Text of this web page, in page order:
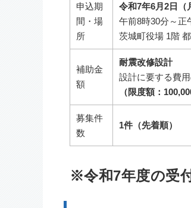
申込期
間・場
所
令和7年6月2日（
午前8時30分～正
茨城町役場 1階
補助金
額
耐震改修設計
設計に要する費
（限度額：
募集件
数
1件（先着順）
※令和7年度の受